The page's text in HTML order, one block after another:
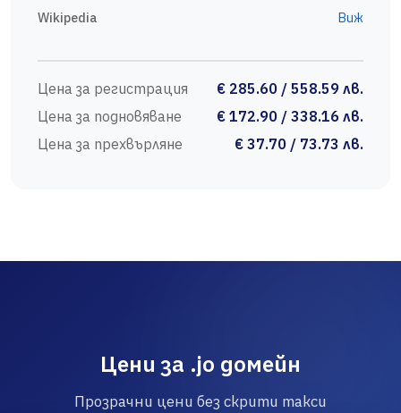
Wikipedia Виж
Цена за регистрация
€ 285.60 / 558.59 лв.
Цена за подновяване
€ 172.90 / 338.16 лв.
Цена за прехвърляне
€ 37.70 / 73.73 лв.
Цени за .jo домейн
Прозрачни цени без скрити такси